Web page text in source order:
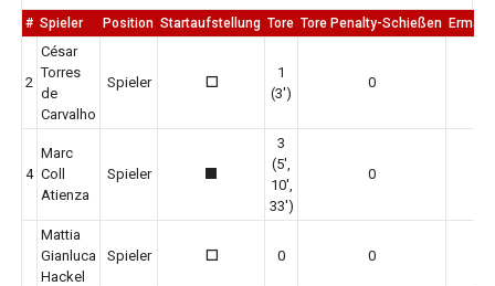
# Spieler Position Startaufstellung Tore Tore Penalty-Schießen
2
César
Torres
de
Carvalho
Spieler 0
1
(3')
0
4
Marc
Coll
Atienza
Spieler 1
3
(5',
10',
33')
0
Mattia
Gianluca
Hackel
Spieler 0 0 0